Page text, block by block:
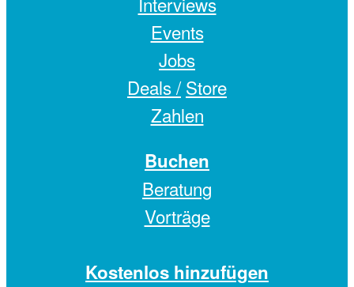
Events
Jobs
Deals / Store
Zahlen
Buchen
Beratung
Vorträge
Kostenlos hinzufügen